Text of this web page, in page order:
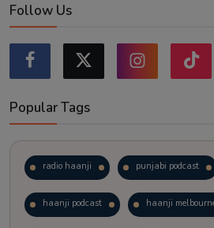
Follow Us
Popular Tags
radio haanji punjabi podcast
haanji podcast haanji